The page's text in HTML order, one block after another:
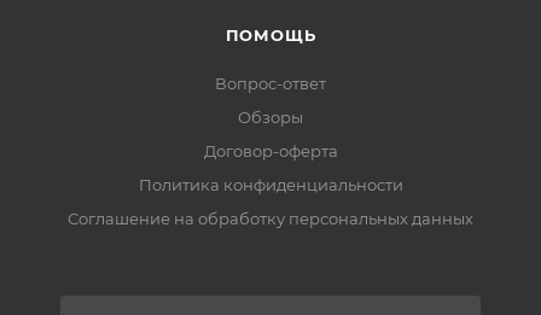
ПОМОЩЬ
Вопрос-ответ
Обзоры
Договор-оферта
Политика конфиденциальности
Соглашение на обработку персональных данных